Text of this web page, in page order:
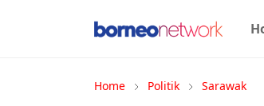
Home Politik Sarawak